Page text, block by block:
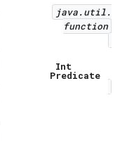
java.util.
function
Int
Predicate